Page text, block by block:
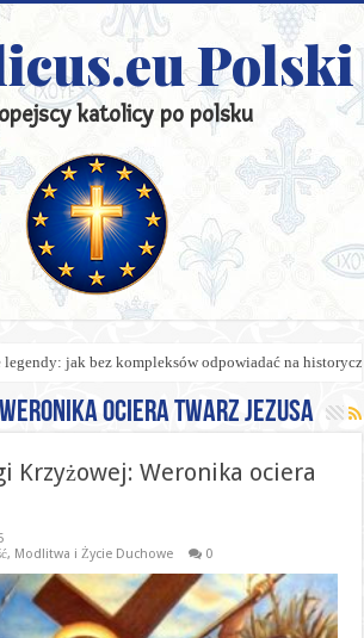
Polski
katolicy po polsku
jak bez kompleksów odpowiadać na
Weronika ociera twarz Jezusa
Krzyżowej: Weronika ociera
, Modlitwa i Życie Duchowe 0